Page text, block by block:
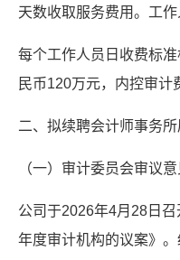
天数收取服务费用。工
每个工作人员日收费标
民币120万元，内控审
二、拟续聘会计师事务
（一）审计委员会审议意
公司于2026年4月28日
年度审计机构的议案》